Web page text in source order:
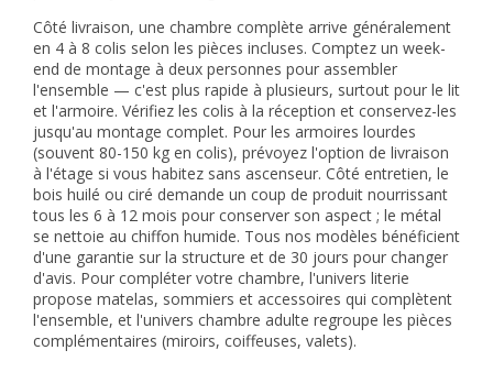
Côté livraison, une chambre complète arrive généralement
en 4 à 8 colis selon les pièces incluses. Comptez un week-
end de montage à deux personnes pour assembler
l'ensemble — c'est plus rapide à plusieurs, surtout pour le lit
et l'armoire. Vérifiez les colis à la réception et conservez-les
jusqu'au montage complet. Pour les armoires lourdes
(souvent 80-150 kg en colis), prévoyez l'option de livraison
à l'étage si vous habitez sans ascenseur. Côté entretien, le
bois huilé ou ciré demande un coup de produit nourrissant
tous les 6 à 12 mois pour conserver son aspect ; le métal
se nettoie au chiffon humide. Tous nos modèles bénéficient
d'une garantie sur la structure et de 30 jours pour changer
d'avis. Pour compléter votre chambre, l'univers literie
propose matelas, sommiers et accessoires qui complètent
l'ensemble, et l'univers chambre adulte regroupe les pièces
complémentaires (miroirs, coiffeuses, valets).